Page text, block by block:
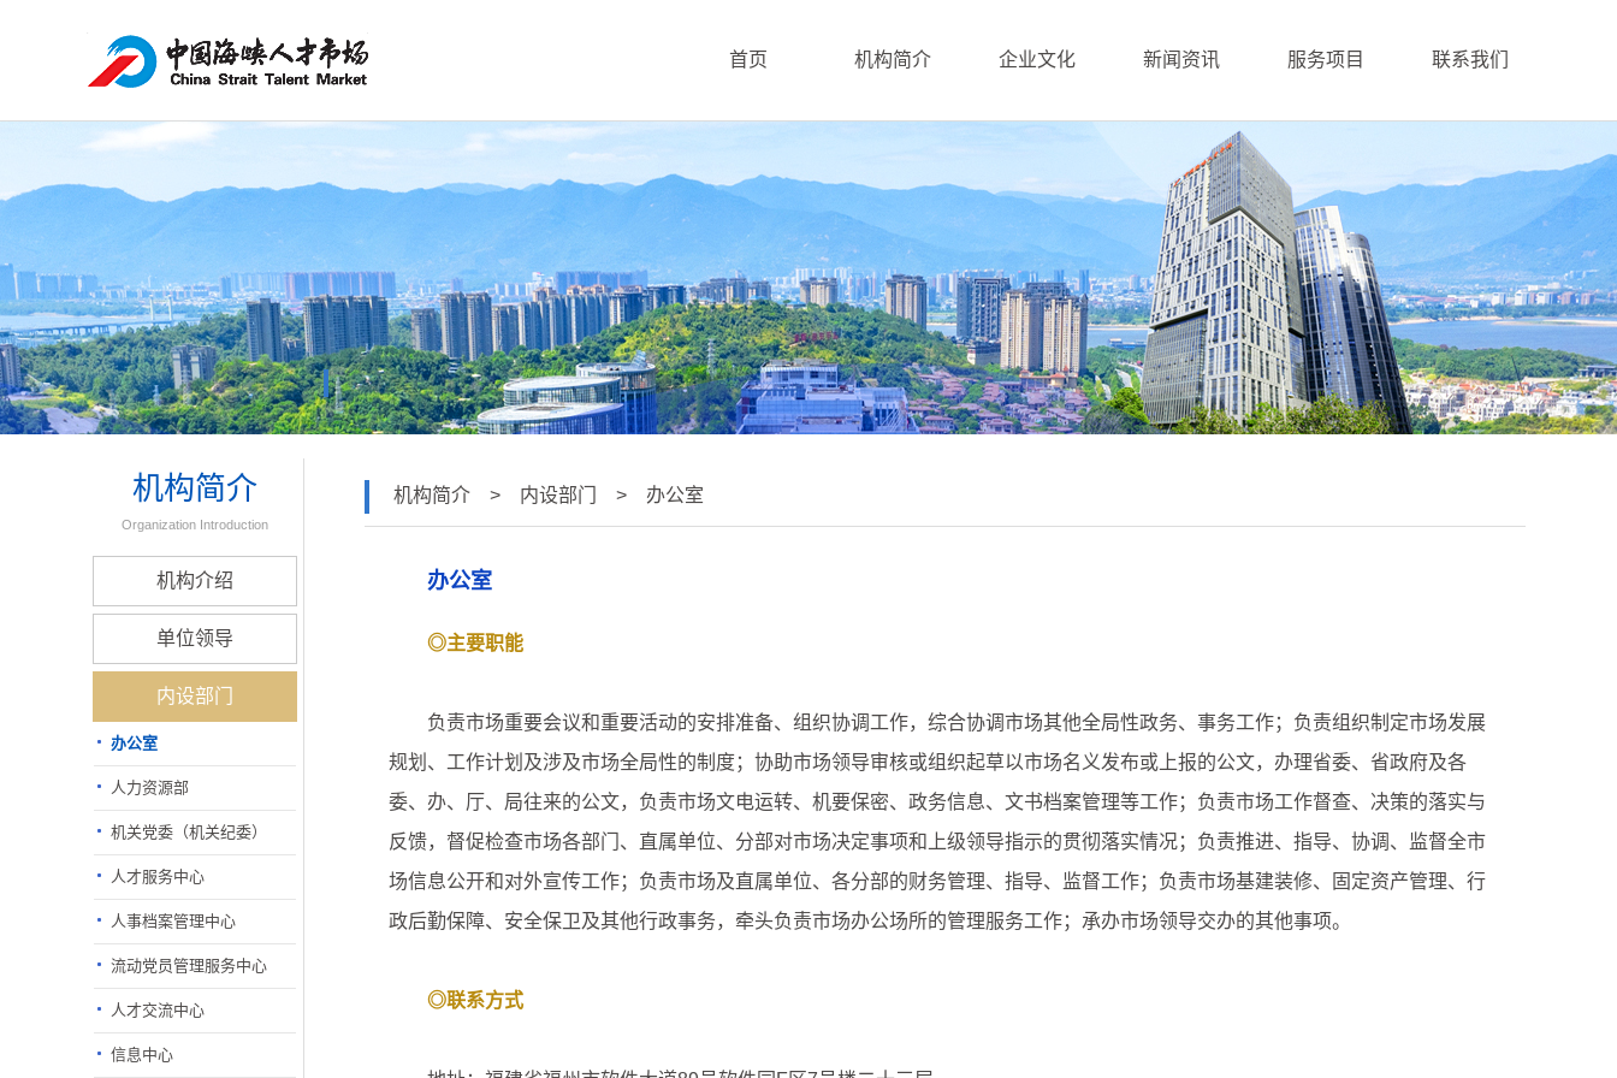
首页 机构简介 企业文化 新闻资讯 服务项目 联系我们
机构简介
Organization Introduction
机构介绍
单位领导
内设部门
办公室
人力资源部
机关党委（机关纪委）
人才服务中心
人事档案管理中心
流动党员管理服务中心
人才交流中心
信息中心
机构简介 > 内设部门 > 办公室
办公室
◎主要职能
负责市场重要会议和重要活动的安排准备、组织协调工作，综合协调市场其他全局性政务、事务工作；负责组织制定市场发展
规划、工作计划及涉及市场全局性的制度；协助市场领导审核或组织起草以市场名义发布或上报的公文，办理省委、省政府及各
委、办、厅、局往来的公文，负责市场文电运转、机要保密、政务信息、文书档案管理等工作；负责市场工作督查、决策的落实与
反馈，督促检查市场各部门、直属单位、分部对市场决定事项和上级领导指示的贯彻落实情况；负责推进、指导、协调、监督全市
场信息公开和对外宣传工作；负责市场及直属单位、各分部的财务管理、指导、监督工作；负责市场基建装修、固定资产管理、行
政后勤保障、安全保卫及其他行政事务，牵头负责市场办公场所的管理服务工作；承办市场领导交办的其他事项。
◎联系方式